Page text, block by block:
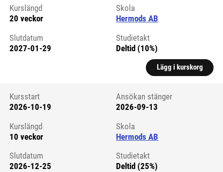
Kurslängd
20 veckor
Skola
Hermods AB
Slutdatum
2027-01-29
Studietakt
Deltid (10%)
Lägg i kurskorg
Kursstart 6326838
Kursstart
2026-10-19
Ansökan stänger
2026-09-13
Kurslängd
10 veckor
Skola
Hermods AB
Slutdatum
2026-12-25
Studietakt
Deltid (25%)